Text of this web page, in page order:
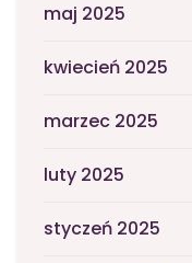
maj 2025
kwiecień 2025
marzec 2025
luty 2025
styczeń 2025